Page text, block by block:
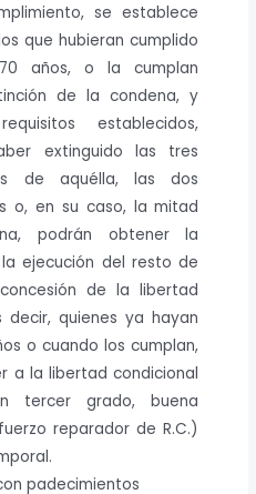
se establece
que hubieran cumplido
años, o la cumplan
de la condena, y
establecidos,
extinguido las tres
de aquélla, las dos
o, en su caso, la mitad
podrán obtener la
ejecución del resto de
de la libertad
decir, quienes ya hayan
o cuando los cumplan,
a la libertad condicional
tercer grado, buena
reparador de R.C.)
padecimientos